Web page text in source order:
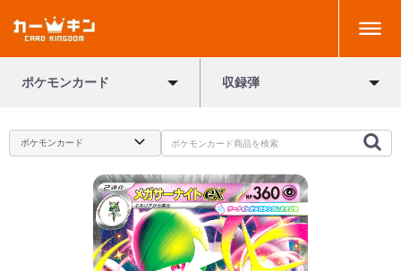
ポケモンカード 収録弾